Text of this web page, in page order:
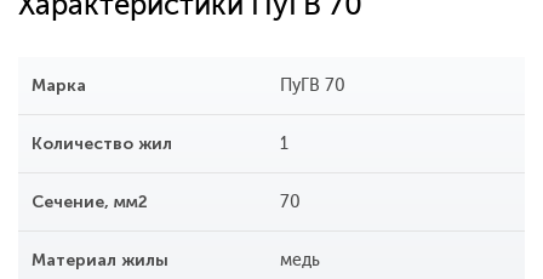
Марка ПуГВ 70
Количество жил 1
Сечение, мм2 70
Материал жилы медь